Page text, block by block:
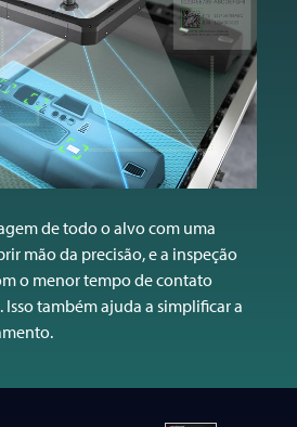
de todo o alvo com uma
mão da precisão, e a inspeção
o menor tempo de contato
também ajuda a simplificar a